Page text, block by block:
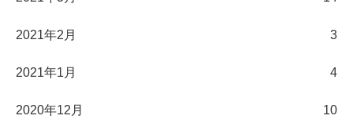
2021年2月 3
2021年1月 4
2020年12月 10